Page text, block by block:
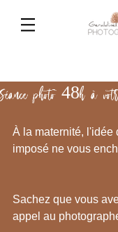
Séance photo 48h à
À la maternité, l'idée
imposé ne vous
Sachez que vous
appel au